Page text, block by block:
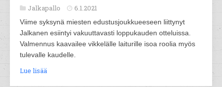
Jalkapallo 6.1.2021
Viime syksynä miesten edustusjoukkueeseen liittynyt
Jalkanen esiintyi vakuuttavasti loppukauden otteluissa.
Valmennus kaavailee vikkelälle laiturille isoa roolia myös
tulevalle kaudelle.
Lue lisää